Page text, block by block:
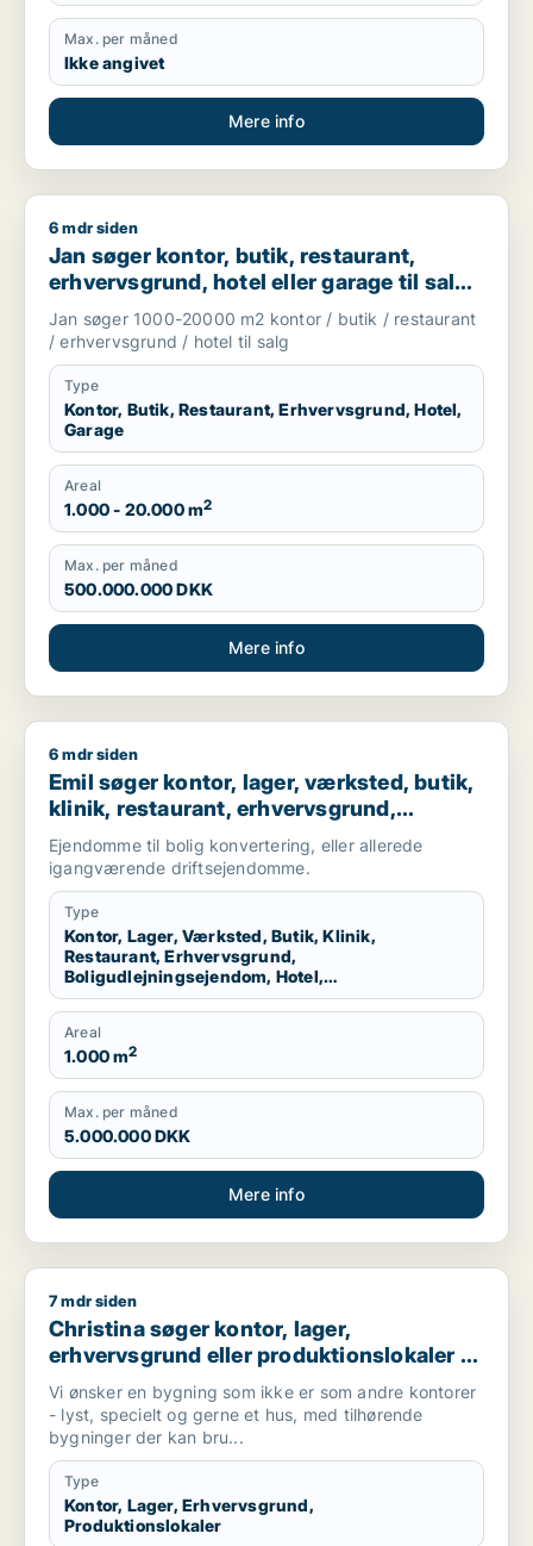
Max. per måned
Ikke angivet
Mere info
Jan søger kontor, butik, restaurant, erhvervsgrund, hotel
6 mdr siden
Jan søger kontor, butik, restaurant,
erhvervsgrund, hotel eller garage til salg i
København, Kongens Lyngby eller
Gentofte
Jan søger 1000-20000 m2 kontor / butik / restaurant
/ erhvervsgrund / hotel til salg
Type
Kontor, Butik, Restaurant, Erhvervsgrund, Hotel,
Garage
Areal
1.000 - 20.000 m2
Max. per måned
500.000.000 DKK
Mere info
Emil søger kontor, lager, værksted, butik, klinik,
6 mdr siden
Emil søger kontor, lager, værksted, butik,
klinik, restaurant, erhvervsgrund,
boligudlejningsejendom, hotel,
produktionslokaler eller garage til salg i
Nordsjælland
Ejendomme til bolig konvertering, eller allerede
igangværende driftsejendomme.
Type
Kontor, Lager, Værksted, Butik, Klinik,
Restaurant, Erhvervsgrund,
Boligudlejningsejendom, Hotel,
Produktionslokaler, Garage
Areal
1.000 m2
Max. per måned
5.000.000 DKK
Mere info
Christina søger kontor, lager, erhvervsgrund eller
7 mdr siden
Christina søger kontor, lager,
erhvervsgrund eller produktionslokaler til
salg i Greve, Solrød Strand eller
Karlslunde m.fl.
Vi ønsker en bygning som ikke er som andre kontorer
- lyst, specielt og gerne et hus, med tilhørende
bygninger der kan bru...
Type
Kontor, Lager, Erhvervsgrund,
Produktionslokaler